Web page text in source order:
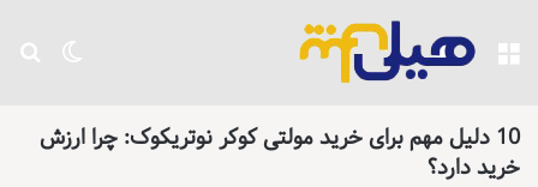
تغییر منو
10 دلیل مهم برای خرید مولتی کوکر نوتریکوک: چرا ارزش
خرید دارد؟